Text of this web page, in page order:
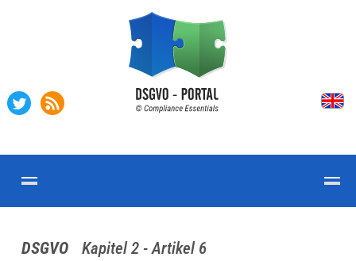
DSGVO Kapitel 2 - Artikel 6